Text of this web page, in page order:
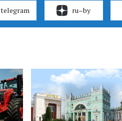
telegram ru–by